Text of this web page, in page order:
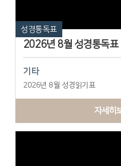
성경통독표
2026년 8월 성경통독표
기타
2026년 8월 성경읽기표
자세히